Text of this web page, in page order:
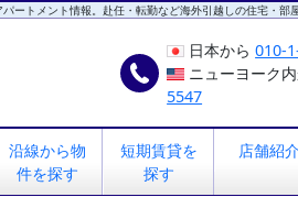
ートメント情報。赴任・転勤など海外引越しの住宅・部屋
日本から010-
ニューヨーク
5547
沿線から物
件を探す
短期賃貸を
探す
店舗紹